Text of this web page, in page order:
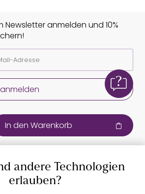
Newsletter anmelden und 10%
In den Warenkorb
andere Technologien
erlauben?